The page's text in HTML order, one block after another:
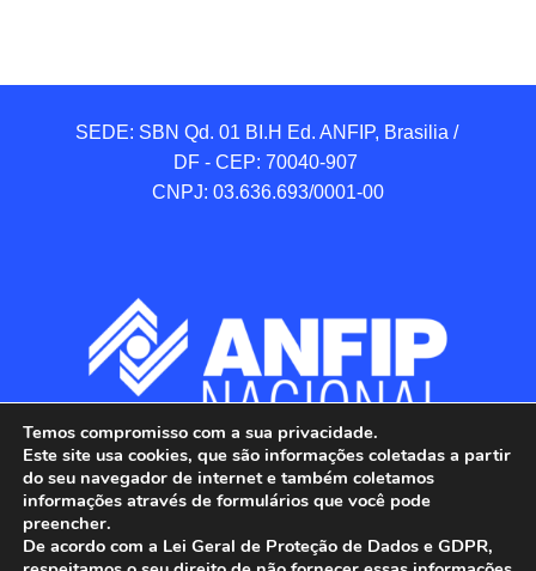
SEDE: SBN Qd. 01 BI.H Ed. ANFIP, Brasilia /
DF - CEP: 70040-907
CNPJ: 03.636.693/0001-00
Temos compromisso com a sua privacidade.
Este site usa cookies, que são informações coletadas a partir
do seu navegador de internet e também coletamos
informações através de formulários que você pode
preencher.
De acordo com a Lei Geral de Proteção de Dados e GDPR,